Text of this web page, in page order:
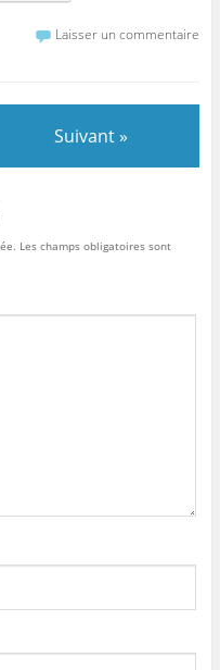
Laisser un commentaire
Suivant »
Les champs obligatoires sont